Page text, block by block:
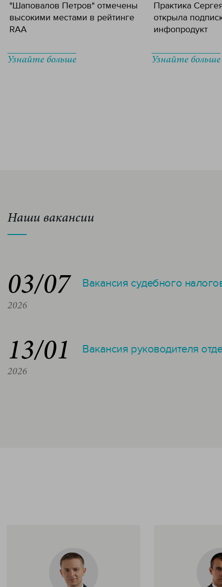
"Шаповалов Петров" отмечены
высокими местами в рейтинге
RAA
Узнайте больше
Практика
открыла
инфопродукт
Узнайте больше
Наши вакансии
03/07
2026
Вакансия судебного
13/01
2026
Вакансия руководителя